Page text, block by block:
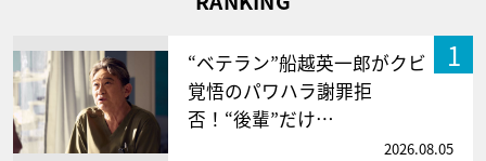
1
“ベテラン”船越英一郎がクビ
覚悟のパワハラ謝罪拒
否！“後輩”だけ…
2026.08.05